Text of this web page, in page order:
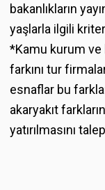
bakanlıkların
yaşlarla ilgili
*Kamu kurum ve
farkını tur
esnaflar bu
akaryakıt
yatırılmasını